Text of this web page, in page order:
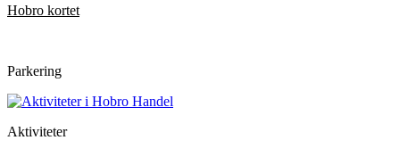
Hobro kortet
Parkering
Aktiviteter